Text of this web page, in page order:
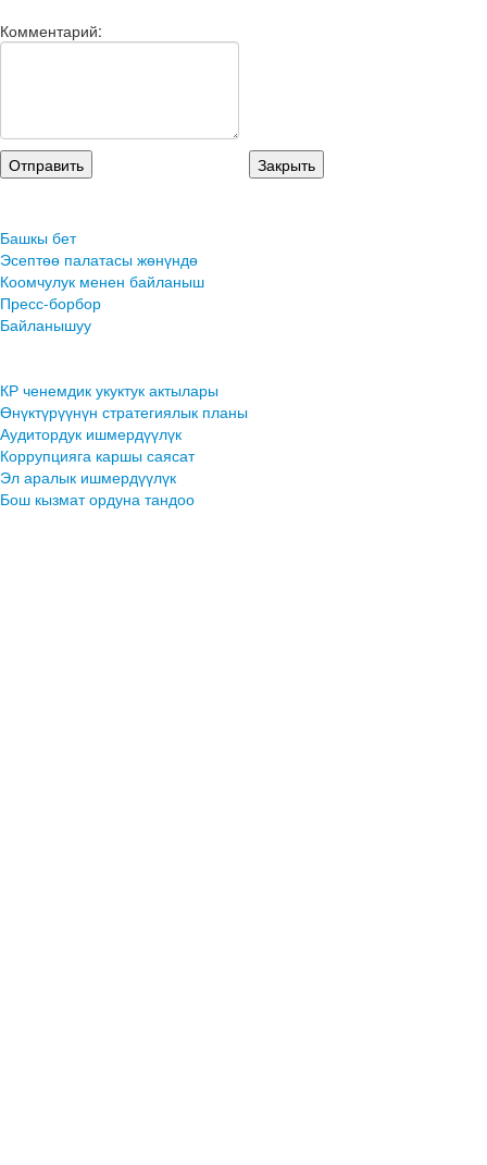
Комментарий:
Башкы бет
Эсептөө палатасы жөнүндө
Коомчулук менен байланыш
Пресс-борбор
Байланышуу
КР ченемдик укуктук актылары
Өнүктүрүүнүн стратегиялык планы
Аудитордук ишмердүүлүк
Коррупцияга каршы саясат
Эл аралык ишмердүүлүк
Бош кызмат ордуна тандоо